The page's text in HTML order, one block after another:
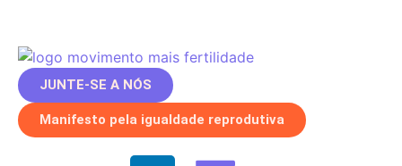
JUNTE-SE A NÓS
Manifesto pela igualdade reprodutiva